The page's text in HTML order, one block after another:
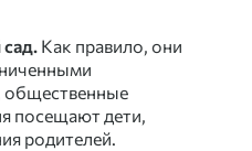
Как правило, они
посещают дети,
родителей.